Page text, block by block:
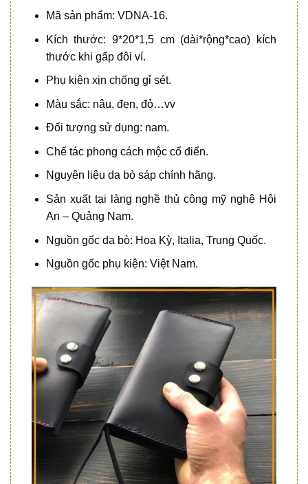
Mã sản phẩm: VDNA-16.
Kích thước: 9*20*1,5 cm (dài*rộng*cao) kích
thước khi gấp đôi ví.
Phụ kiện xịn chống gỉ sét.
Màu sắc: nâu, đen, đỏ…vv
Đối tượng sử dụng: nam.
Chế tác phong cách mộc cổ điển.
Nguyên liệu da bò sáp chính hãng.
Sản xuất tại làng nghề thủ công mỹ nghệ Hội
An – Quảng Nam.
Nguồn gốc da bò: Hoa Kỳ, Italia, Trung Quốc.
Nguồn gốc phụ kiện: Việt Nam.